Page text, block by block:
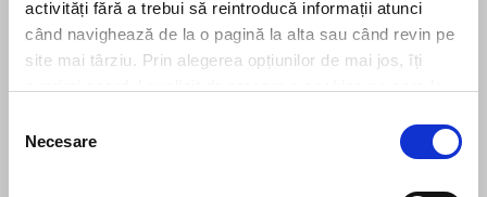
activități fără a trebui să reintroducă informații atunci
când navighează de la o pagină la alta sau când revin pe
site mai târziu. Prin alegerea opțiunilor de mai jos, îți
consimțământului
Necesare
Leave us a message